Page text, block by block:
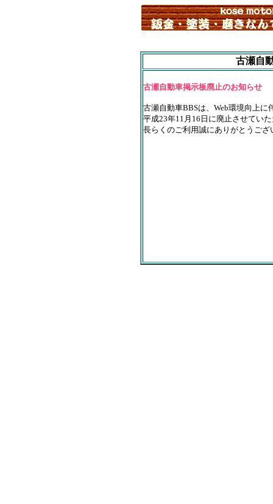
古瀬自
古瀬自動車掲示板廃止のお知らせ
古瀬自動車BBSは、Web環境向上に
平成23年11月16日に廃止させてい
長らくのご利用誠にありがとうござ